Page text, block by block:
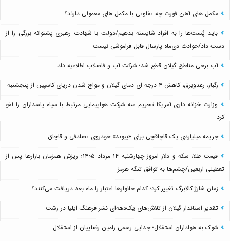
مکمل های آهن فورت چه تفاوتی با مکمل های معمولی دارند؟
باید پُست‌ها را به افراد شایسته بدهیم/دولت با شهادت رهبری پشتوانه بزرگی را از
دست داد/حوادث دی‌ماه پارسال قابل فراموشی نیست
آب برخی مناطق گیلان قطع شد؛ شرکت آب و فاضلاب اطلاعیه داد
رگبار، رعدوبرق، کاهش ۴ درجه ای دمای گیلان و مواج شدن دریای کاسپین از پنجشنبه
وزارت خزانه داری آمریکا تحریم سه شرکت هواپیمایی مرتبط با سپاه پاسداران را لغو
کرد
جریمه میلیاردی یک قاچاقچی برای «پیوند» خودروی تصادفی و قاچاق
قیمت طلا، سکه و دلار امروز چهارشنبه ۱۴ مرداد ۱۴۰۵؛ ریزش همزمان بازارها پس از
تعطیلی اربعین/چشم‌ها به توافق تنگه هرمز
زمان شارژ کالابرگ تغییر کرد؛ کدام خانوارها اعتبار را ماه بعد دریافت می‌کنند؟
تقدیر استاندار گیلان از تلاش‌های یک‌دهه‌ای نشر فرهنگ ایلیا در رشت
شوک به هواداران استقلال؛ جدایی رسمی رامین رضاییان از استقلال